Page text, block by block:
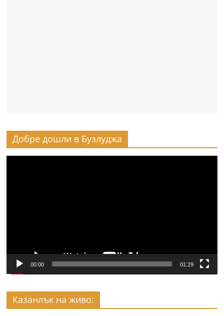
Добре дошли в Бузлуджа
00:00 01:29
Казанлък на живо: